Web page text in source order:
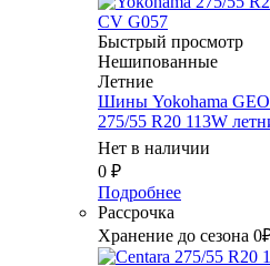
Быстрый просмотр
Нешипованные
Летние
Шины Yokohama
275/55 R20 113W
Нет в наличии
0 ₽
Подробнее
Рассрочка
Хранение до сезона